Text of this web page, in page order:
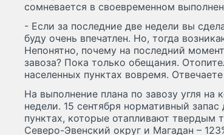
сомневается в своевременном
- Если за последние две недели вы
буду очень впечатлен. Но, тогда
Непонятно, почему на последний
завоза? Пока только обещания.
населенных пунктах вовремя.
На выполнение плана по завозу угля на
недели. 15 сентября нормативный
пунктах, которые отапливают твердым
Северо-Эвенский округ и Магадан –